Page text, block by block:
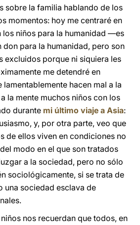
sobre la familia hablando de los
momentos: hoy me centraré en
los niños para la humanidad —es
don para la humanidad, pero son
excluidos porque ni siquiera les
me detendré en
lamentablemente hacen mal a la
la mente muchos niños con los
durante mi último viaje a Asia:
y, por otra parte, veo que
de ellos viven en condiciones no
modo en el que son tratados
a la sociedad, pero no sólo
sociológicamente, si se trata de
una sociedad esclava de
nos recuerdan que todos, en